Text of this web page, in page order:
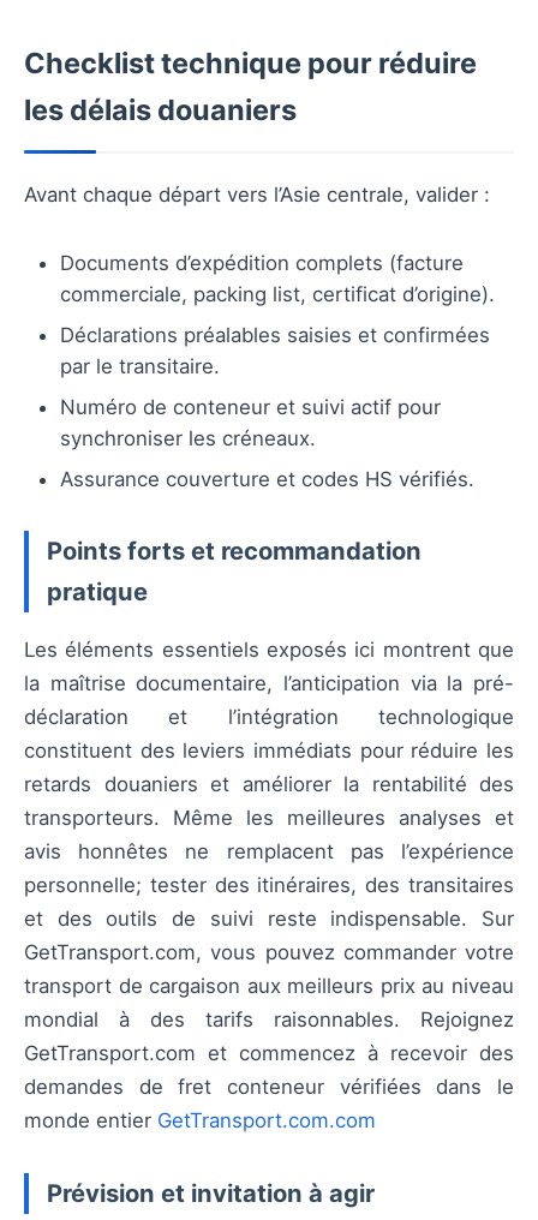
Checklist technique pour réduire
les délais douaniers
Avant chaque départ vers l’Asie centrale, valider :
Documents d’expédition complets (facture
commerciale, packing list, certificat d’origine).
Déclarations préalables saisies et confirmées
par le transitaire.
Numéro de conteneur et suivi actif pour
synchroniser les créneaux.
Assurance couverture et codes HS vérifiés.
Points forts et recommandation
pratique
Les éléments essentiels exposés ici montrent que
la maîtrise documentaire, l’anticipation via la pré-
déclaration et l’intégration technologique
constituent des leviers immédiats pour réduire les
retards douaniers et améliorer la rentabilité des
transporteurs. Même les meilleures analyses et
avis honnêtes ne remplacent pas l’expérience
personnelle; tester des itinéraires, des transitaires
et des outils de suivi reste indispensable. Sur
GetTransport.com, vous pouvez commander votre
transport de cargaison aux meilleurs prix au niveau
mondial à des tarifs raisonnables. Rejoignez
GetTransport.com et commencez à recevoir des
demandes de fret conteneur vérifiées dans le
monde entier GetTransport.com.com
Prévision et invitation à agir